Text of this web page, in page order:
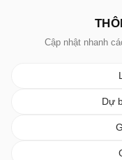
Cập nhật nhanh
Dự